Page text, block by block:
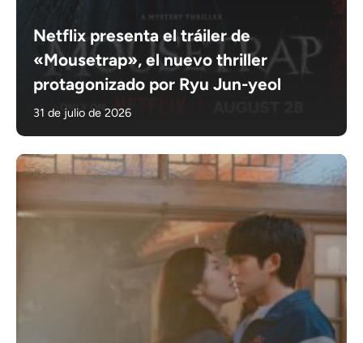
Netflix presenta el tráiler de
«Mousetrap», el nuevo thriller
protagonizado por Ryu Jun-yeol
31 de julio de 2026